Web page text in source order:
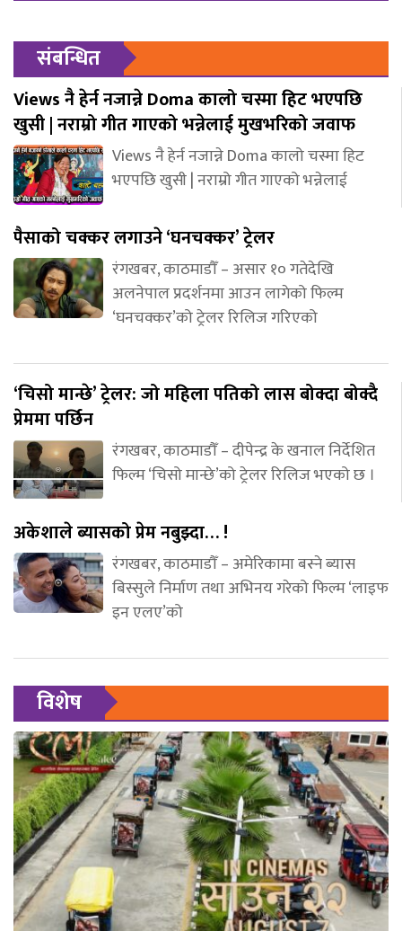
संबन्धित
Views नै हेर्न नजान्ने Doma कालो चस्मा हिट भएपछि
खुसी | नराम्रो गीत गाएको भन्नेलाई मुखभरिको जवाफ
Views नै हेर्न नजान्ने Doma कालो चस्मा हिट
भएपछि खुसी | नराम्रो गीत गाएको भन्नेलाई
पैसाको चक्कर लगाउने ‘घनचक्कर’ ट्रेलर
रंगखबर, काठमाडौँ – असार १० गतेदेखि
अलनेपाल प्रदर्शनमा आउन लागेको फिल्म
‘घनचक्कर’को ट्रेलर रिलिज गरिएको
‘चिसो मान्छे’ ट्रेलर: जो महिला पतिको लास बोक्दा बोक्दै
प्रेममा पर्छिन
रंगखबर, काठमाडौँ – दीपेन्द्र के खनाल निर्देशित
फिल्म ‘चिसो मान्छे’को ट्रेलर रिलिज भएको छ ।
अकेशाले ब्यासको प्रेम नबुझ्दा… !
रंगखबर, काठमाडौँ – अमेरिकामा बस्ने ब्यास
बिस्सुले निर्माण तथा अभिनय गरेको फिल्म ‘लाइफ
इन एलए’को
विशेष